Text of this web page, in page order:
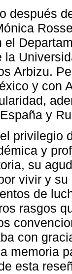
después
el
la
Arbizu.
y con
y
privilegio
y
su
vivir y
de
rasgos
con
memoria
esta